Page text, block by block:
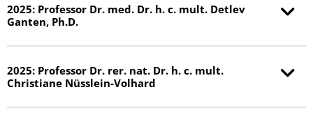
2025: Professor Dr. med. Dr. h. c. mult. Detlev
Ganten, Ph.D.
2025: Professor Dr. rer. nat. Dr. h. c. mult.
Christiane Nüsslein-Volhard